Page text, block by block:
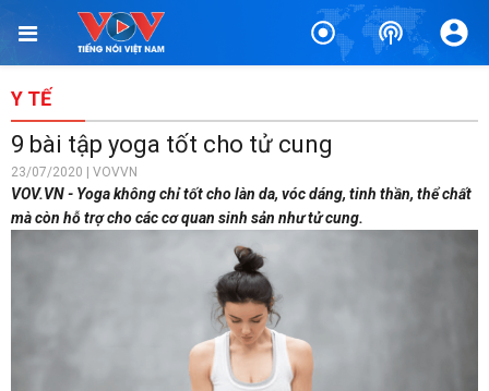
Y TẾ
9 bài tập yoga tốt cho tử cung
23/07/2020 | VOVVN
VOV.VN - Yoga không chỉ tốt cho làn da, vóc dáng, tinh thần, thể chất
mà còn hỗ trợ cho các cơ quan sinh sản như tử cung.